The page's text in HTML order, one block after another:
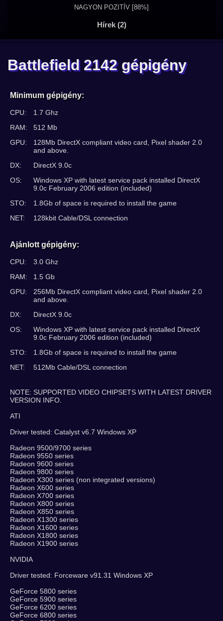
NAGYON POZITÍV [88%]
Hírek (2)
Battlefield 2142 gépigény
Minimum gépigény:
CPU:
1.7 Ghz
RAM:
512 Mb
GPU:
128Mb DirectX compliant video card, Pixel shader 2.0
and above.
DX:
DirectX 9.0c
OS:
Windows XP with latest service pack installed DirectX
9.0c February 2006 edition (included)
STO:
1.8Gb of space is required to install the game
NET:
128kbit Cable/DSL connection
Ajánlott gépigény:
CPU:
3.0 Ghz
RAM:
1.5 Gb
GPU:
256Mb DirectX compliant video card, Pixel shader 2.0
and above.
DX:
DirectX 9.0c
OS:
Windows XP with latest service pack installed DirectX
9.0c February 2006 edition (included)
STO:
1.8Gb of space is required to install the game
NET:
512Mb Cable/DSL connection
NOTE: SUPPORTED VIDEO CHIPSETS WITH LATEST DRIVER
VERSION INFO.
ATI
Driver tested: Catalyst v6.7 Windows XP
Radeon 9500/9700 series
Radeon 9550 series
Radeon 9600 series
Radeon 9800 series
Radeon X300 series (non integrated versions)
Radeon X600 series
Radeon X700 series
Radeon X800 series
Radeon X850 series
Radeon X1300 series
Radeon X1600 series
Radeon X1800 series
Radeon X1900 series
NVIDIA
Driver tested: Forceware v91.31 Windows XP
GeForce 5800 series
GeForce 5900 series
GeForce 6200 series
GeForce 6800 series